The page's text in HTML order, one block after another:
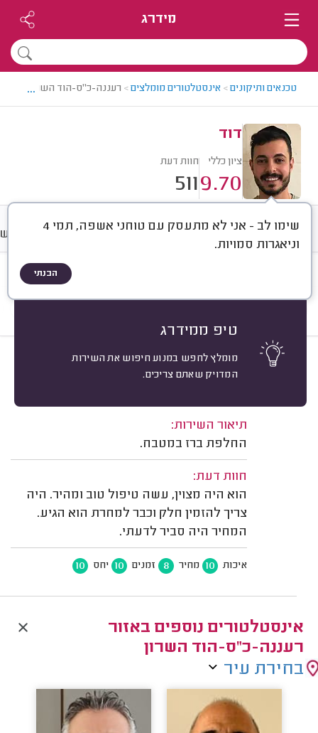
מידרג
טכנאים ותיקונים> אינסטלטורים מומלצים> רעננה-כ"ס-הוד השרון >
...
דוד
ציון כללי
9.70
חוות דעת
511
שימו לב - אני לא מתעסק עם טוחני אשפה, תמי 4
וניאגרות סמויות.
הבנתי
טיפ ממידרג
מומלץ לחפש במנוע חיפוש את השירות
המדויק שאתם צריכים.
חוות דעת מחירים ממוצע
עמית ברנר, רעננה.
אשרור: 03/08/2026
תיאור השירות:
החלפת ברז במטבח.
חוות דעת:
הוא היה מצוין, עשה טיפול טוב ומהיר. היה
צריך להזמין חלק וכבר למחרת הוא הגיע.
המחיר היה סביר לדעתי.
איכות 10 מחיר 8 זמנים 10 יחס 10
אינסטלטורים נוספים באזור
רעננה-כ"ס-הוד השרון
בחירת עיר